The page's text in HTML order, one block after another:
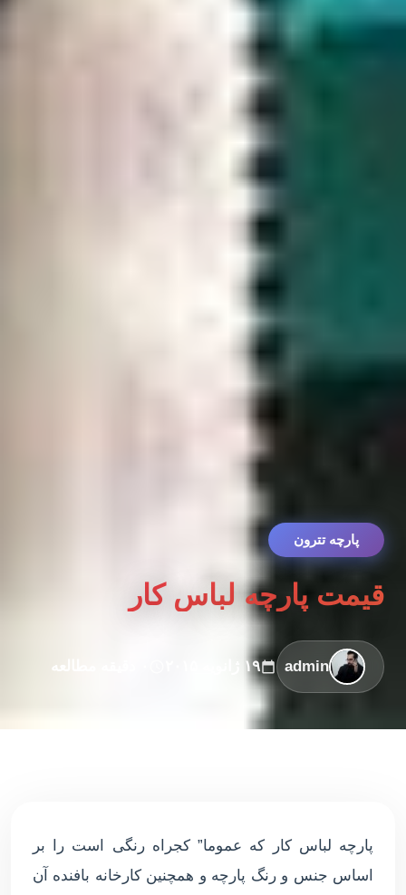
پارچه تترون
قیمت پارچه لباس کار
admin ۱۹ ژانویه ۲۰۱۵
پارچه لباس کار که عموما” کجراه رنگی است را بر
اساس جنس و رنگ پارچه و همچنین کارخانه بافنده آن